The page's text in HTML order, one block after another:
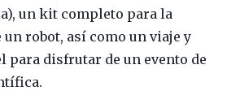
un kit completo para la
robot, así como un viaje y
para disfrutar de un evento de